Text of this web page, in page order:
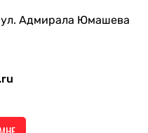
ул. Адмирала Юмашева